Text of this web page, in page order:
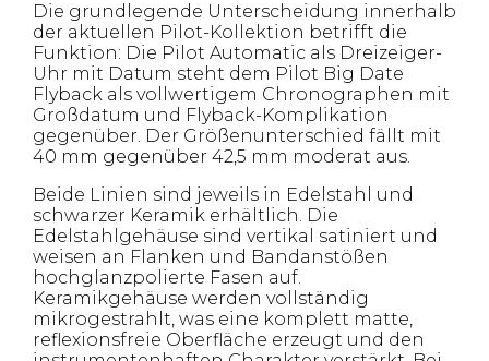
Die grundlegende Unterscheidung innerhalb
der aktuellen Pilot-Kollektion betrifft die
Funktion: Die Pilot Automatic als Dreizeiger-
Uhr mit Datum steht dem Pilot Big Date
Flyback als vollwertigem Chronographen mit
Großdatum und Flyback-Komplikation
gegenüber. Der Größenunterschied fällt mit
40 mm gegenüber 42,5 mm moderat aus.
Beide Linien sind jeweils in Edelstahl und
schwarzer Keramik erhältlich. Die
Edelstahlgehäuse sind vertikal satiniert und
weisen an Flanken und Bandanstößen
hochglanzpolierte Fasen auf.
Keramikgehäuse werden vollständig
mikrogestrahlt, was eine komplett matte,
reflexionsfreie Oberfläche erzeugt und den